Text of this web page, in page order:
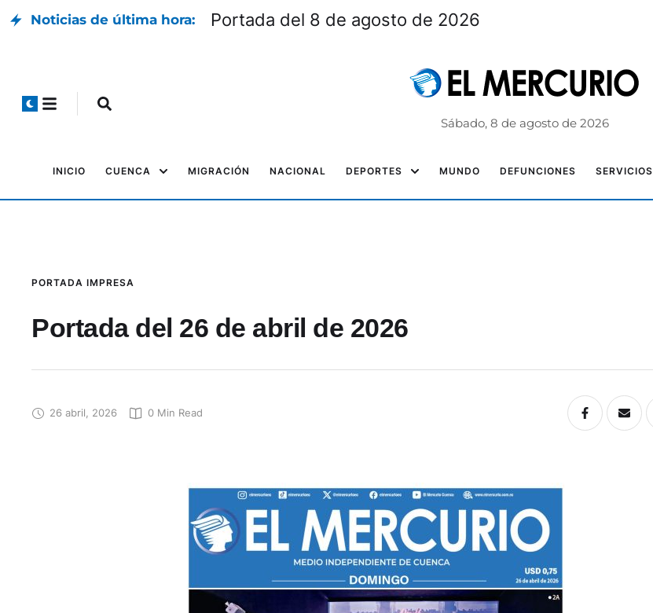
Noticias de última hora: Portada del 8 de agosto de 2026
Sábado, 8 de agosto de 2026
INICIO CUENCA MIGRACIÓN NACIONAL DEPORTES MUNDO DEFUNCIONES SERVICIOS
PORTADA IMPRESA
Portada del 26 de abril de 2026
26 abril, 2026 0 Min Read